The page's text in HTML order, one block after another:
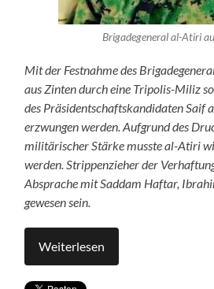
Brigadegeneral al-Atiri
Mit der Festnahme des
aus Zinten durch eine Tripolis-Miliz
des Präsidentschaftskandidaten Saif
erzwungen werden. Aufgrund des
militärischer Stärke musste al-Atiri
werden. Strippenzieher der
Absprache mit Saddam Haftar,
gewesen sein.
Weiterlesen